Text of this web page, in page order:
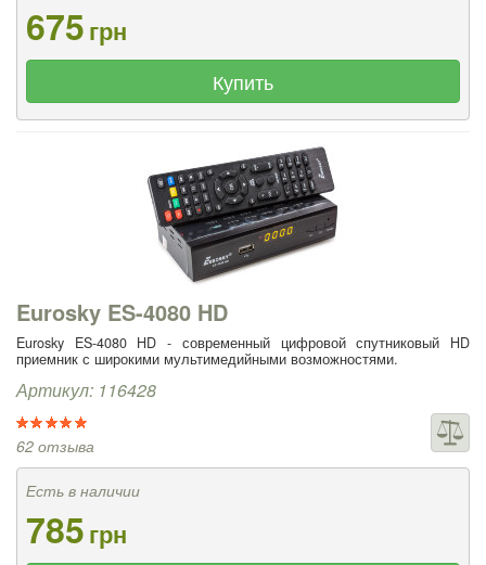
675грн
Купить
Eurosky ES-4080 HD
Eurosky ES-4080 HD - современный цифровой спутниковый HD
приемник с широкими мультимедийными возможностями.
Артикул: 116428
62 отзыва
Есть в наличии
785грн